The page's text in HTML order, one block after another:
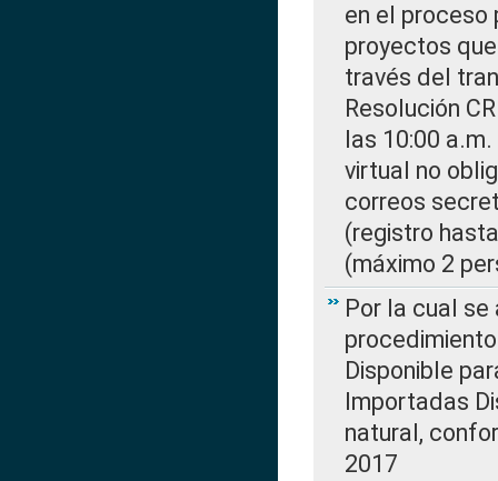
en el proceso
proyectos
través del
Resolución
las 10:00
virtual no
correos
(registro
(máximo 2
Por la cual
Disponible
Importadas
natural,
2017